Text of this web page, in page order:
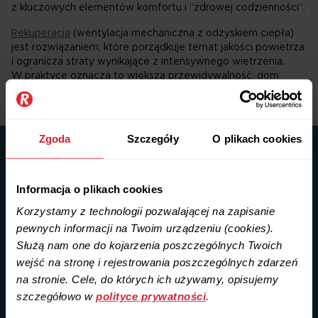
Zgoda Szczegóły O plikach cookies
Informacja o plikach cookies
Korzystamy z technologii pozwalającej na zapisanie
pewnych informacji na Twoim urządzeniu (cookies).
Służą nam one do kojarzenia poszczególnych Twoich
wejść na stronę i rejestrowania poszczególnych zdarzeń
na stronie. Cele, do których ich używamy, opisujemy
szczegółowo w polityce prywatności.
z kluczowych elementów komfortu i “zdrowej codzienności”.
Rekuperacja (wentylacja mechaniczna z odzyskiem ciepła)
jest rozwiązaniem, które porządkuje temat jakości powietrza
i ogranicza straty wynikające z intensywnego wietrzenia.
W praktyce oznacza to większą przewidywalność: dom
oddycha całą dobę, niezależnie od pogody i pory roku.
Wentylacja mechaniczna rekuperacja
świętokrzyskie
Sprawdź, jakie pytania o rekuperację najczęściej zadają
mieszkańcy województwa świętokrzyskiego
Dlaczego jakość powietrza wewnątrz ma znaczenie dla
zdrowia?